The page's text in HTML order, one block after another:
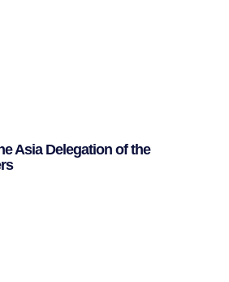
Asia Delegation of the